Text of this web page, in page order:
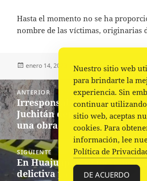
Hasta el momento no se ha
nombre de las víctimas, originarias
Publicado
enero 14, 2023 Autor
La redacción
Navegación
de
entradas
ANTERIOR
Entrada
anterior:
Irresponsabilidad del
Juchitán deja un muerto
una obra
SIGUIENTE
Siguiente
entrada:
En Huajuapan se incrementa
delictiva y criminal
Nuestro sitio web
para brindarte la
experiencia. Sin
continuar
sitio web, aceptas
cookies. Para
información, lee
Política de
DE ACUERDO